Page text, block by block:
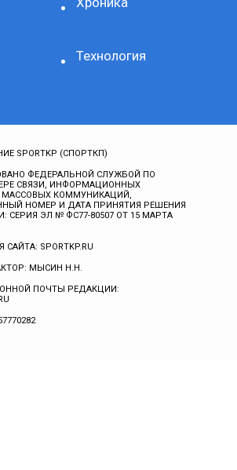
Технология
SPORTKP (СПОРТКП)
ФЕДЕРАЛЬНОЙ СЛУЖБОЙ ПО
СВЯЗИ, ИНФОРМАЦИОННЫХ
МАССОВЫХ КОММУНИКАЦИЙ,
НОМЕР И ДАТА ПРИНЯТИЯ РЕШЕНИЯ
СЕРИЯ ЭЛ № ФС77-80507 ОТ 15 МАРТА
SPORTKP.RU
МЫСИН Н.Н.
ПОЧТЫ РЕДАКЦИИ: